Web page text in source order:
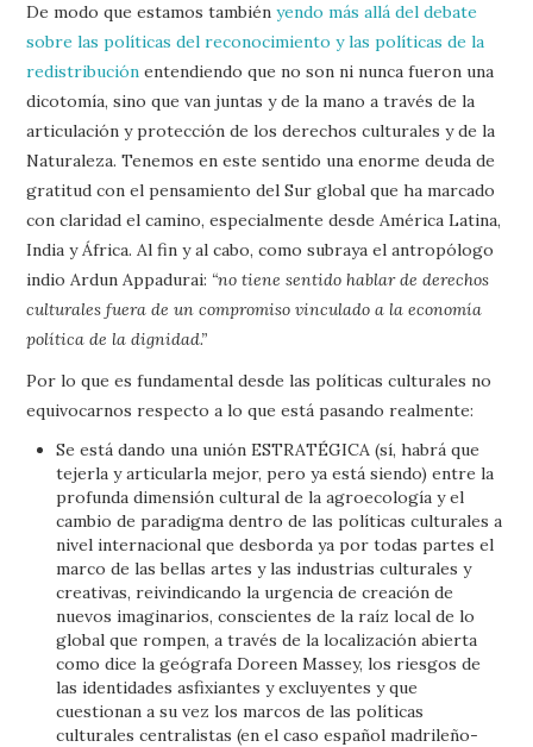
De modo que estamos también yendo más allá del debate
sobre las políticas del reconocimiento y las políticas de la
redistribución entendiendo que no son ni nunca fueron una
dicotomía, sino que van juntas y de la mano a través de la
articulación y protección de los derechos culturales y de la
Naturaleza. Tenemos en este sentido una enorme deuda de
gratitud con el pensamiento del Sur global que ha marcado
con claridad el camino, especialmente desde América Latina,
India y África. Al fin y al cabo, como subraya el antropólogo
indio Ardun Appadurai: “no tiene sentido hablar de derechos
culturales fuera de un compromiso vinculado a la economía
política de la dignidad.”
Por lo que es fundamental desde las políticas culturales no
equivocarnos respecto a lo que está pasando realmente:
Se está dando una unión ESTRATÉGICA (sí, habrá que
tejerla y articularla mejor, pero ya está siendo) entre la
profunda dimensión cultural de la agroecología y el
cambio de paradigma dentro de las políticas culturales a
nivel internacional que desborda ya por todas partes el
marco de las bellas artes y las industrias culturales y
creativas, reivindicando la urgencia de creación de
nuevos imaginarios, conscientes de la raíz local de lo
global que rompen, a través de la localización abierta
como dice la geógrafa Doreen Massey, los riesgos de
las identidades asfixiantes y excluyentes y que
cuestionan a su vez los marcos de las políticas
culturales centralistas (en el caso español madrileño-